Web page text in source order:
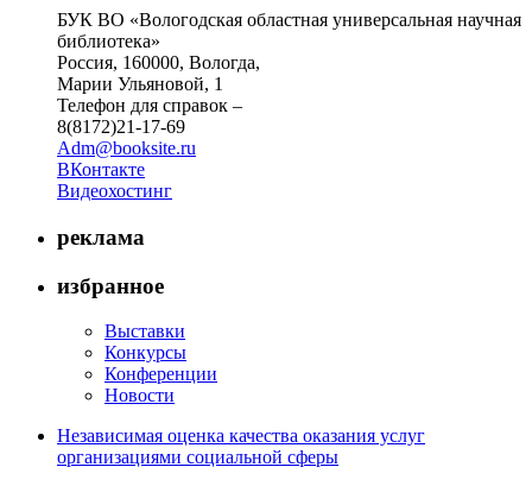
БУК ВО «Вологодская областная универсальная научная
библиотека»
Россия, 160000, Вологда,
Марии Ульяновой, 1
Телефон для справок –
8(8172)21-17-69
Adm@booksite.ru
ВКонтакте
Видеохостинг
реклама
избранное
Выставки
Конкурсы
Конференции
Новости
Независимая оценка качества оказания услуг
организациями социальной сферы